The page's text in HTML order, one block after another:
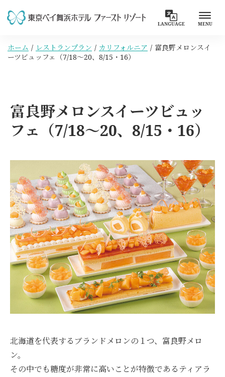
LANGUAGE MENU
ホーム レストランプラン カリフォルニア
富良野メロンスイ
ーツビュッフェ（7/18～20、8/15・16）
富良野メロンスイーツビュッ
フェ（7/18～20、8/15・16）
北海道を代表するブランドメロンの１つ、富良野メロ
ン。
その中でも糖度が非常に高いことが特徴であるティアラ